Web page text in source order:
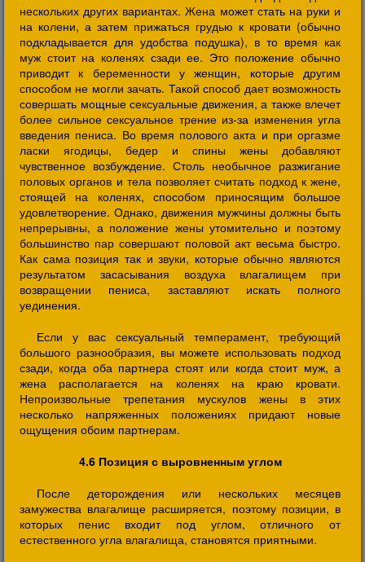
нескольких других вариантах. Жена может стать на руки и
на колени, а затем прижаться грудью к кровати (обычно
подкладывается для удобства подушка), в то время как
муж стоит на коленях сзади ее. Это положение обычно
приводит к беременности у женщин, которые другим
способом не могли зачать. Такой способ дает возможность
совершать мощные сексуальные движения, а также влечет
более сильное сексуальное трение из-за изменения угла
введения пениса. Во время полового акта и при оргазме
ласки ягодицы, бедер и спины жены добавляют
чувственное возбуждение. Столь необычное разжигание
половых органов и тела позволяет считать подход к жене,
стоящей на коленях, способом приносящим большое
удовлетворение. Однако, движения мужчины должны быть
непрерывны, а положение жены утомительно и поэтому
большинство пар совершают половой акт весьма быстро.
Как сама позиция так и звуки, которые обычно являются
результатом засасывания воздуха влагалищем при
возвращении пениса, заставляют искать полного
уединения.
Если у вас сексуальный темперамент, требующий
большого разнообразия, вы можете использовать подход
сзади, когда оба партнера стоят или когда стоит муж, а
жена располагается на коленях на краю кровати.
Непроизвольные трепетания мускулов жены в этих
несколько напряженных положениях придают новые
ощущения обоим партнерам.
4.6 Позиция с выровненным углом
После деторождения или нескольких месяцев
замужества влагалище расширяется, поэтому позиции, в
которых пенис входит под углом, отличного от
естественного угла влагалища, становятся приятными.